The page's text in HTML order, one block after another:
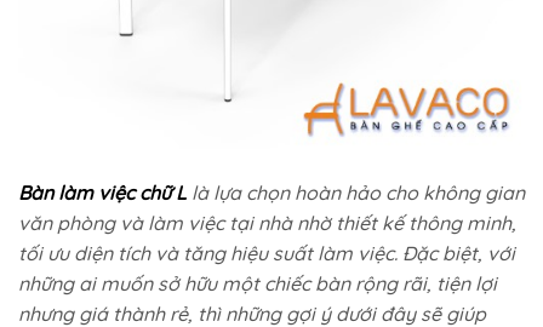
Bàn làm việc chữ L là lựa chọn hoàn hảo cho không gian
văn phòng và làm việc tại nhà nhờ thiết kế thông minh,
tối ưu diện tích và tăng hiệu suất làm việc. Đặc biệt, với
những ai muốn sở hữu một chiếc bàn rộng rãi, tiện lợi
nhưng giá thành rẻ, thì những gợi ý dưới đây sẽ giúp